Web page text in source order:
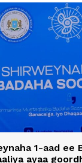
1-aad ee
ayaa